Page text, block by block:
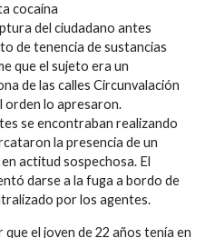
cocaína
del ciudadano antes
de tenencia de sustancias
que el sujeto era un
de las calles Circunvalación
orden lo apresaron.
se encontraban realizando
la presencia de un
actitud sospechosa. El
darse a la fuga a bordo de
por los agentes.
el joven de 22 años tenía en